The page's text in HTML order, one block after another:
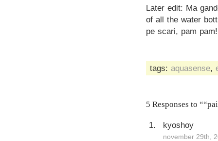
Later edit: Ma
of all the water
pe scari, pam pam!
tags: aquasense,
5 Responses to
kyoshoy
november 29th,